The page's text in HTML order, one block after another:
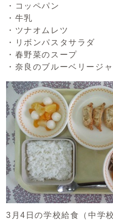
・コッペパン
・牛乳
・ツナオムレツ
・リボンパスタサラダ
・春野菜のスープ
・奈良のブルーベリージ
3月4日の学校給食（中学